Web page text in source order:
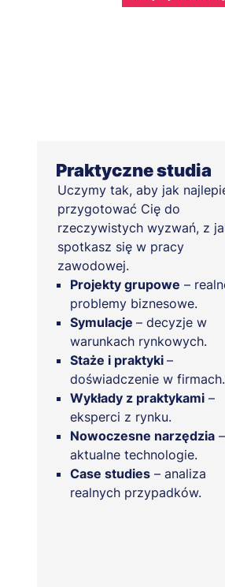
Praktyczne studia
Uczymy tak, aby jak
przygotować Cię do
rzeczywistych wyzwań, z
spotkasz się w pracy
zawodowej.
Projekty grupowe –
problemy biznesowe.
Symulacje – decyzje w
warunkach rynkowych.
Staże i praktyki –
doświadczenie w firmach.
Wykłady z praktykami –
eksperci z rynku.
Nowoczesne narzędzia –
aktualne technologie.
Case studies – analiza
realnych przypadków.